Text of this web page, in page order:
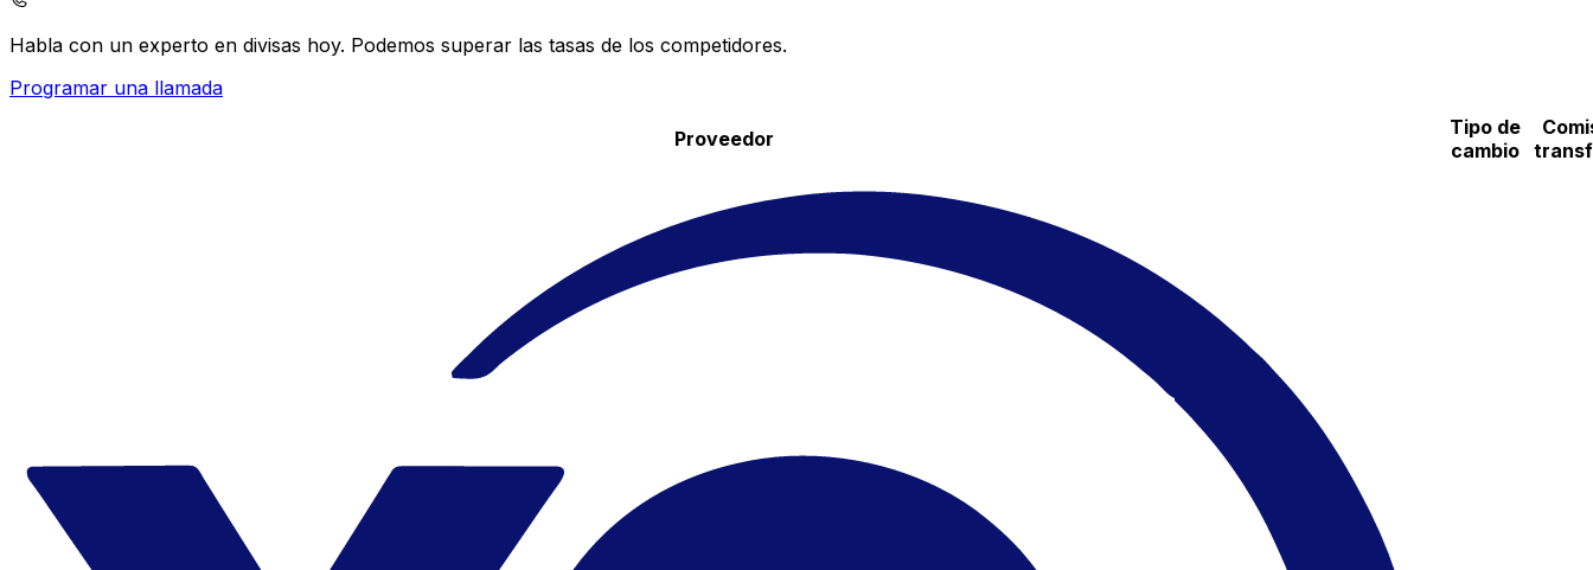
Habla con un experto en divisas hoy. Podemos superar las tasas de los competidores.
Programar una llamada
Proveedor
Tipo de
cambio